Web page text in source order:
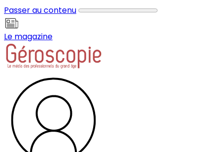
Passer au contenu
Le magazine
Panneau de gestion des cookies